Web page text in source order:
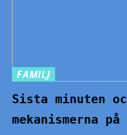
FAMILJ
Sista minuten
mekanismerna på